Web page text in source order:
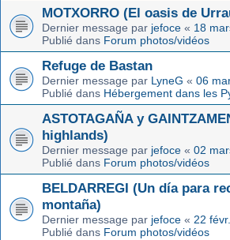
MOTXORRO (El oasis de
Dernier message par jefoce « 18
Publié dans Forum photos/vidéos
Refuge de Bastan
Dernier message par LyneG « 06
Publié dans Hébergement dans les
ASTOTAGAÑA y
highlands)
Dernier message par jefoce « 02
Publié dans Forum photos/vidéos
BELDARREGI (Un día para
montaña)
Dernier message par jefoce « 22
Publié dans Forum photos/vidéos